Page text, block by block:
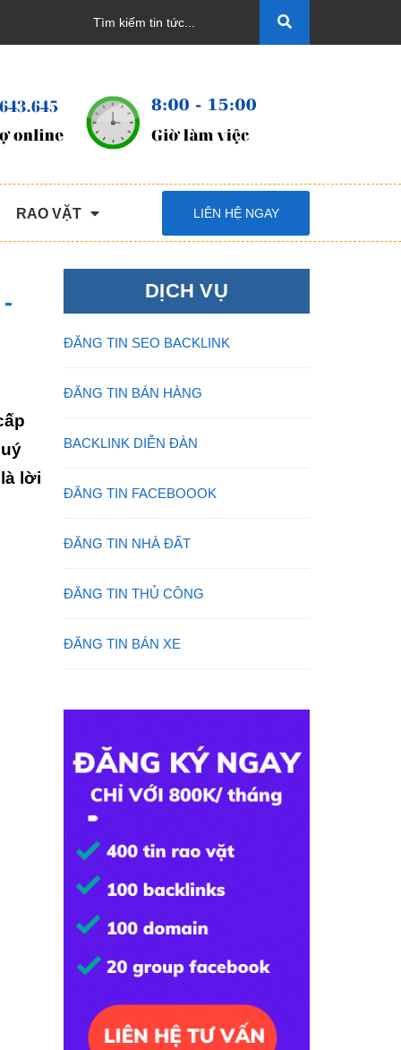
RAO VẶT LIÊN HỆ NGAY
lời
DỊCH VỤ
ĐĂNG TIN SEO BACKLINK
ĐĂNG TIN BÁN HÀNG
BACKLINK DIỄN ĐÀN
ĐĂNG TIN FACEBOOOK
ĐĂNG TIN NHÀ ĐẤT
ĐĂNG TIN THỦ CÔNG
ĐĂNG TIN BÁN XE